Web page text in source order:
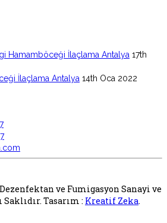
Hamamböceği İlaçlama Antalya 17th
İlaçlama Antalya 14th Oca 2022
ve Fumigasyon Sanayi ve
Tasarım : Kreatif Zeka.